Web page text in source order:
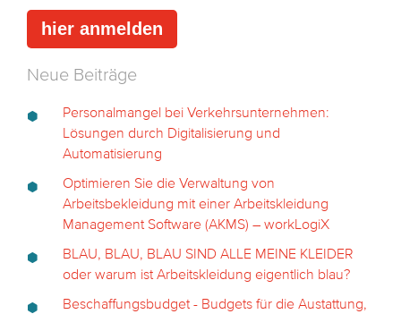
Neue Beiträge
Personalmangel bei Verkehrsunternehmen:
Lösungen durch Digitalisierung und
Automatisierung
Optimieren Sie die Verwaltung von
Arbeitsbekleidung mit einer Arbeitskleidung
Management Software (AKMS) – workLogiX
BLAU, BLAU, BLAU SIND ALLE MEINE KLEIDER
oder warum ist Arbeitskleidung eigentlich blau?
Beschaffungsbudget - Budgets für die Austattung,